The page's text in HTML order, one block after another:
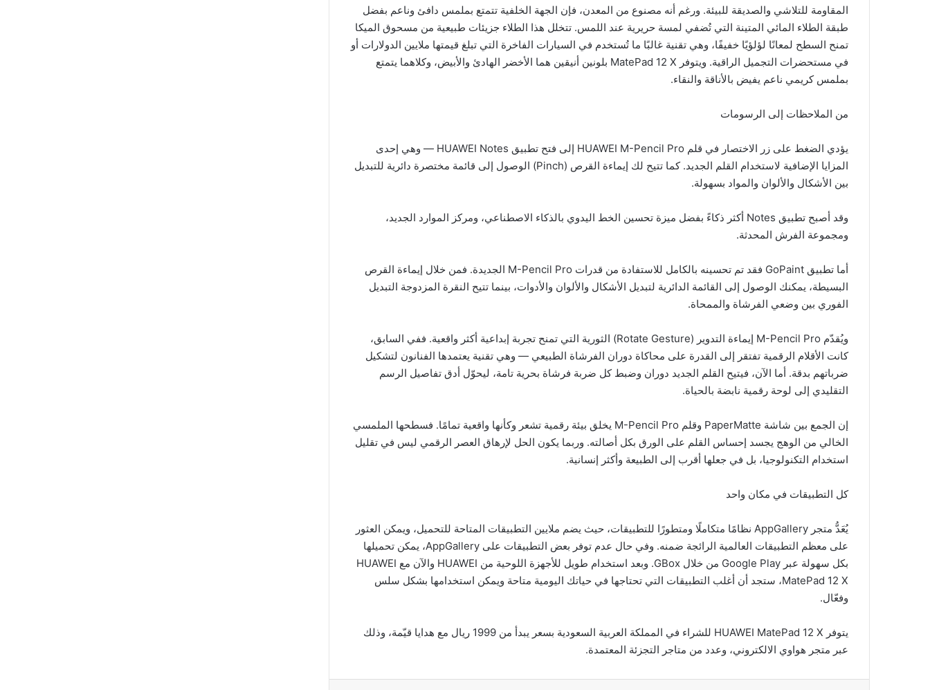
المقاومة للتلاشي والصديقة للبيئة. ورغم أنه مصنوع من المعدن، فإن الجهة الخلفية تتمتع بملمس دافئ وناعم بفضل
طبقة الطلاء المائي المتينة التي تُضفي لمسة حريرية عند اللمس. تتخلل هذا الطلاء جزيئات طبيعية من مسحوق الميكا
تمنح السطح لمعانًا لؤلؤيًا خفيفًا، وهي تقنية غالبًا ما تُستخدم في السيارات الفاخرة التي تبلغ قيمتها ملايين الدولارات أو
في مستحضرات التجميل الراقية. ويتوفر MatePad 12 X بلونين أنيقين هما الأخضر الهادئ والأبيض، وكلاهما يتمتع
بملمس كريمي ناعم يفيض بالأناقة والنقاء.
من الملاحظات إلى الرسومات
يؤدي الضغط على زر الاختصار في قلم HUAWEI M-Pencil Pro إلى فتح تطبيق HUAWEI Notes — وهي إحدى
المزايا الإضافية لاستخدام القلم الجديد. كما تتيح لك إيماءة القرص (Pinch) الوصول إلى قائمة مختصرة دائرية للتبديل
بين الأشكال والألوان والمواد بسهولة.
وقد أصبح تطبيق Notes أكثر ذكاءً بفضل ميزة تحسين الخط اليدوي بالذكاء الاصطناعي، ومركز الموارد الجديد،
ومجموعة الفرش المحدثة.
أما تطبيق GoPaint فقد تم تحسينه بالكامل للاستفادة من قدرات M-Pencil Pro الجديدة. فمن خلال إيماءة القرص
البسيطة، يمكنك الوصول إلى القائمة الدائرية لتبديل الأشكال والألوان والأدوات، بينما تتيح النقرة المزدوجة التبديل
الفوري بين وضعي الفرشاة والممحاة.
ويُقدّم M-Pencil Pro إيماءة التدوير (Rotate Gesture) الثورية التي تمنح تجربة إبداعية أكثر واقعية. ففي السابق،
كانت الأقلام الرقمية تفتقر إلى القدرة على محاكاة دوران الفرشاة الطبيعي — وهي تقنية يعتمدها الفنانون لتشكيل
ضرباتهم بدقة. أما الآن، فيتيح القلم الجديد دوران وضبط كل ضربة فرشاة بحرية تامة، ليحوّل أدق تفاصيل الرسم
التقليدي إلى لوحة رقمية نابضة بالحياة.
إن الجمع بين شاشة PaperMatte وقلم M-Pencil Pro يخلق بيئة رقمية تشعر وكأنها واقعية تمامًا. فسطحها الملمسي
الخالي من الوهج يجسد إحساس القلم على الورق بكل أصالته. وربما يكون الحل لإرهاق العصر الرقمي ليس في تقليل
استخدام التكنولوجيا، بل في جعلها أقرب إلى الطبيعة وأكثر إنسانية.
كل التطبيقات في مكان واحد
يُعَدُّ متجر AppGallery نظامًا متكاملًا ومتطورًا للتطبيقات، حيث يضم ملايين التطبيقات المتاحة للتحميل، ويمكن العثور
على معظم التطبيقات العالمية الرائجة ضمنه. وفي حال عدم توفر بعض التطبيقات على AppGallery، يمكن تحميلها
بكل سهولة عبر Google Play من خلال GBox. وبعد استخدام طويل للأجهزة اللوحية من HUAWEI والآن مع HUAWEI
MatePad 12 X، ستجد أن أغلب التطبيقات التي تحتاجها في حياتك اليومية متاحة ويمكن استخدامها بشكل سلس
وفعّال.
يتوفر HUAWEI MatePad 12 X للشراء في المملكة العربية السعودية بسعر يبدأ من 1999 ريال مع هدايا قيّمة، وذلك
عبر متجر هواوي الالكتروني، وعدد من متاجر التجزئة المعتمدة.